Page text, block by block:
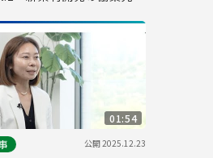
01:54
公開2025.12.23